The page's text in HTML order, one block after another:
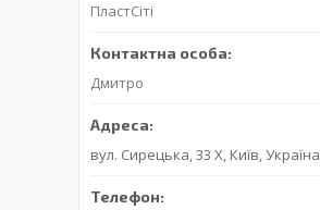
ПластСіті
Дмитро
вул. Сирецька, 33 Х, Київ, Україна